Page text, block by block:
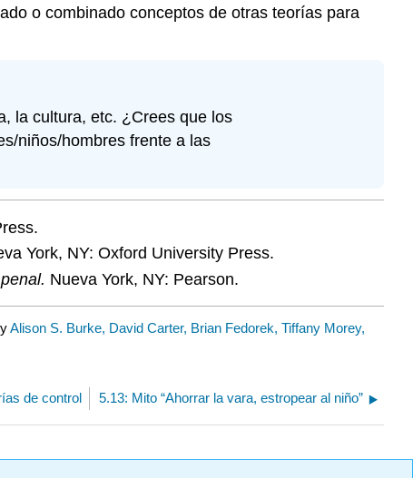
o combinado conceptos de otras teorías para
la cultura, etc. ¿Crees que los
niños/hombres frente a las
York, NY: Oxford University Press.
Nueva York, NY: Pearson.
Alison S. Burke, David Carter, Brian Fedorek, Tiffany Morey,
de control 5.13: Mito “Ahorrar la vara, estropear al niño”